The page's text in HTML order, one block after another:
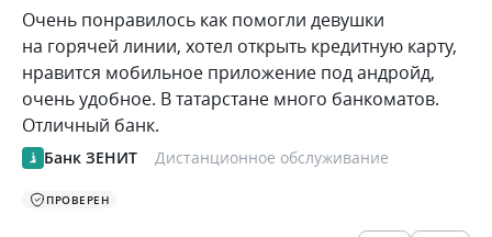
Очень понравилось как помогли девушки
на горячей линии, хотел открыть кредитную карту,
нравится мобильное приложение под андройд,
очень удобное. В татарстане много банкоматов.
Отличный банк.
Банк ЗЕНИТ Дистанционное обслуживание
ПРОВЕРЕН